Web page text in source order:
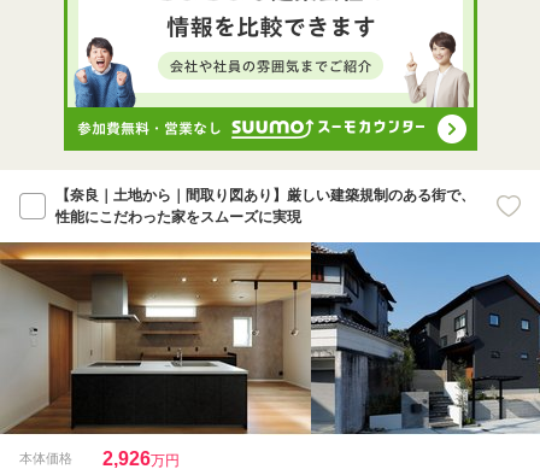
【奈良｜土地から｜間取り図あり】厳しい建築規制のある街で、
性能にこだわった家をスムーズに実現
本体価格 2,926万円